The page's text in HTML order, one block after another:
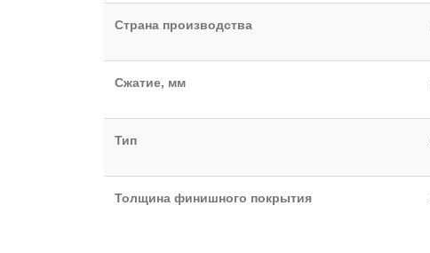
Страна производства
Сжатие, мм
Тип
Толщина финишного покрытия